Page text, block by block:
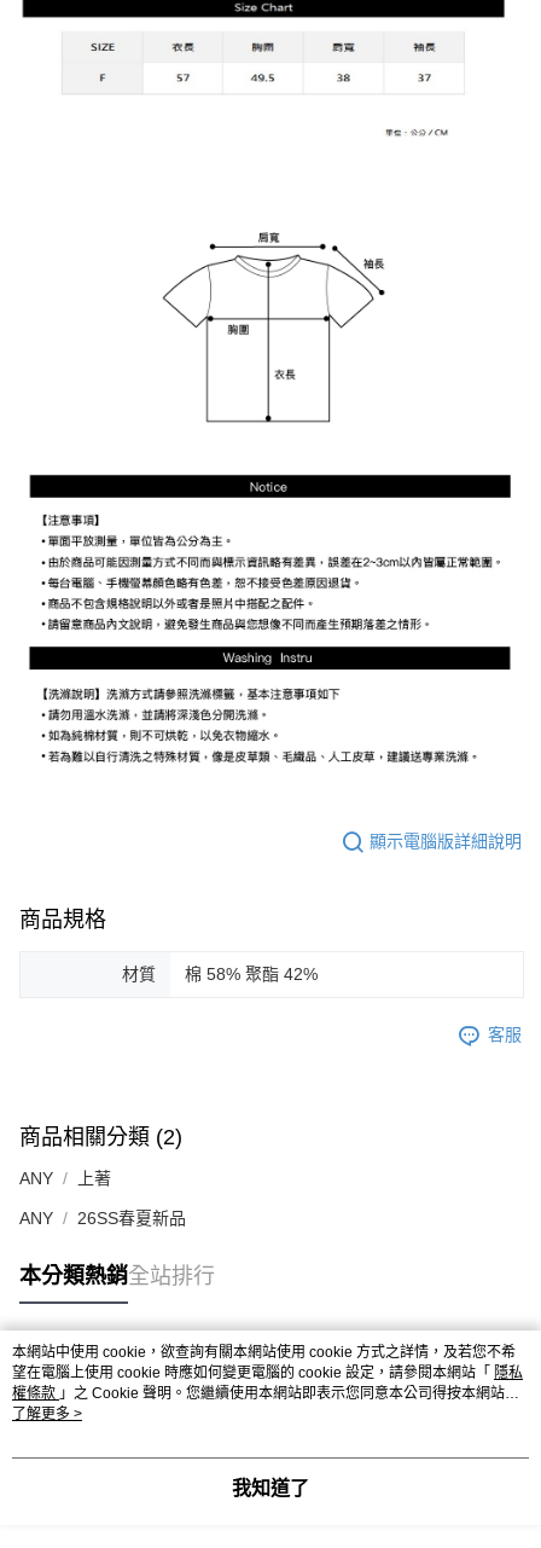
顯示電腦版詳細說明
商品規格
材質 棉 58% 聚酯 42%
客服
商品相關分類 (2)
ANY 上著
ANY 26SS春夏新品
本分類熱銷全站排行
熱門標籤
本網站中使用 cookie，欲查詢有關本網站使用 cookie 方式之詳情，及若您不希
望在電腦上使用 cookie 時應如何變更電腦的 cookie 設定，請參閱本網站「 隱私
權條款 」之 Cookie 聲明。您繼續使用本網站即表示您同意本公司得按本網站使
用條款之 Cookie 聲明使用 cookie。
了解更多 >
我知道了